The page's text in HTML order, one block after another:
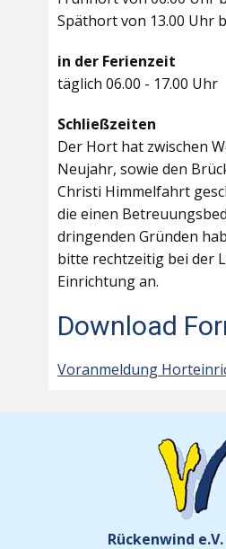
Späthort von 13.00 Uhr
in der Ferienzeit
täglich 06.00 - 17.00 Uhr
Schließzeiten
Der Hort hat zwischen
Neujahr, sowie den
Christi Himmelfahrt
die einen
dringenden Gründen
bitte rechtzeitig bei der
Einrichtung an.
Download
Voranmeldung
Rückenwind